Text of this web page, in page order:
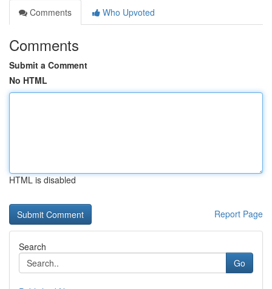
Comments
Who Upvoted
Comments
Submit a Comment
No HTML
HTML is disabled
Report Page
Search
Go